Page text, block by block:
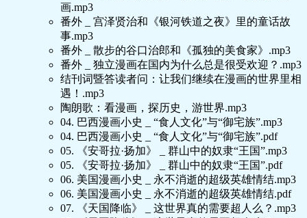
画.mp3
番外 _ 宫泽贤治和《银河铁道之夜》里的童话故
事.mp3
番外 _ 散步的谷口治郎和《孤独的美食家》.mp3
番外 _ 独立漫画在国内为什么总是很受欢迎？.mp3
结刊词暨答读者问：让我们继续在漫画的世界里相
遇！.mp3
陶朗歌：看漫画，探历史，游世界.mp3
04. 巴西漫画小史 _ “食人文化”与“御宅族”.mp3
04. 巴西漫画小史 _ “食人文化”与“御宅族”.pdf
05. 《安哥拉·扬加》 _ 群山中的奴隶“王国”.mp3
05. 《安哥拉·扬加》 _ 群山中的奴隶“王国”.pdf
06. 美国漫画小史 _ 永不消逝的超级英雄情结.mp3
06. 美国漫画小史 _ 永不消逝的超级英雄情结.pdf
07. 《天国降临》 _ 这世界真的需要超人么？.mp3